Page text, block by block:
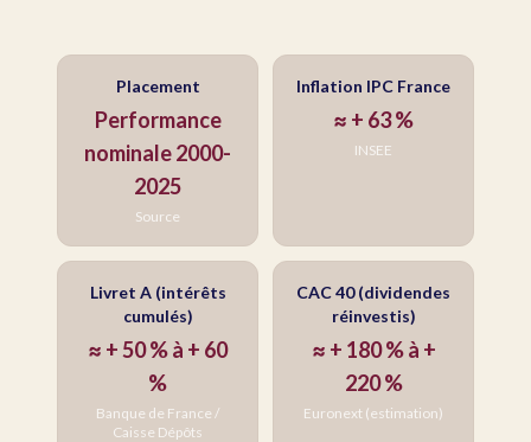
Placement
Performance
nominale 2000-
2025
Source
Inflation IPC France
≈ + 63 %
INSEE
Livret A (intérêts
cumulés)
≈ + 50 % à + 60
%
Banque de France /
Caisse Dépôts
CAC 40 (dividendes
réinvestis)
≈ + 180 % à +
220 %
Euronext (estimation)